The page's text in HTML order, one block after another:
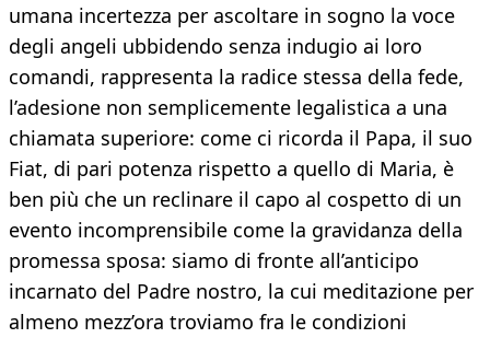
umana incertezza per ascoltare in sogno la voce
degli angeli ubbidendo senza indugio ai loro
comandi, rappresenta la radice stessa della fede,
l’adesione non semplicemente legalistica a una
chiamata superiore: come ci ricorda il Papa, il suo
Fiat, di pari potenza rispetto a quello di Maria, è
ben più che un reclinare il capo al cospetto di un
evento incomprensibile come la gravidanza della
promessa sposa: siamo di fronte all’anticipo
incarnato del Padre nostro, la cui meditazione per
almeno mezz’ora troviamo fra le condizioni